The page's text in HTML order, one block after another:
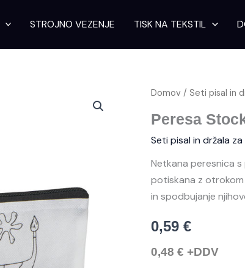
STROJNO VEZENJE TISK NA TEKSTIL
Domov / Seti pisal in
Peresa
Seti pisal in držala za
Netkana peresnica
potiskana z
in spodbujanje
0,59€
0,48€ +DDV